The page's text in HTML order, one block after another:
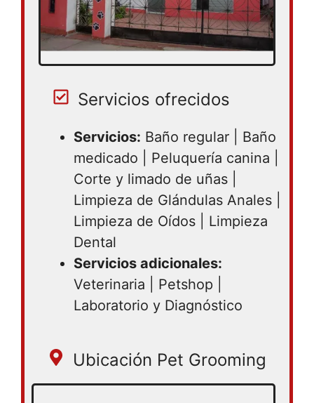
Servicios ofrecidos
Servicios: Baño regular | Baño
medicado | Peluquería canina |
Corte y limado de uñas |
Limpieza de Glándulas Anales |
Limpieza de Oídos | Limpieza
Dental
Servicios adicionales:
Veterinaria | Petshop |
Laboratorio y Diagnóstico
Ubicación Pet Grooming